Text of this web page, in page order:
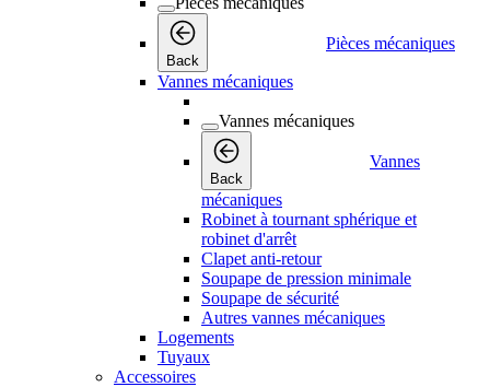
Back
Pièces mécaniques
Vannes mécaniques
Vannes mécaniques
Back
Vannes
mécaniques
Robinet à tournant sphérique et
robinet d'arrêt
Clapet anti-retour
Soupape de pression minimale
Soupape de sécurité
Autres vannes mécaniques
Logements
Tuyaux
Accessoires